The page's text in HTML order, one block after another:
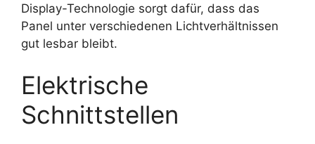
Display-Technologie sorgt dafür, dass das
Panel unter verschiedenen Lichtverhältnissen
gut lesbar bleibt.
Elektrische
Schnittstellen